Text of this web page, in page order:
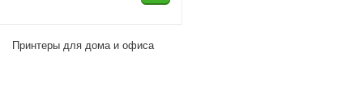
Принтеры для дома и офиса